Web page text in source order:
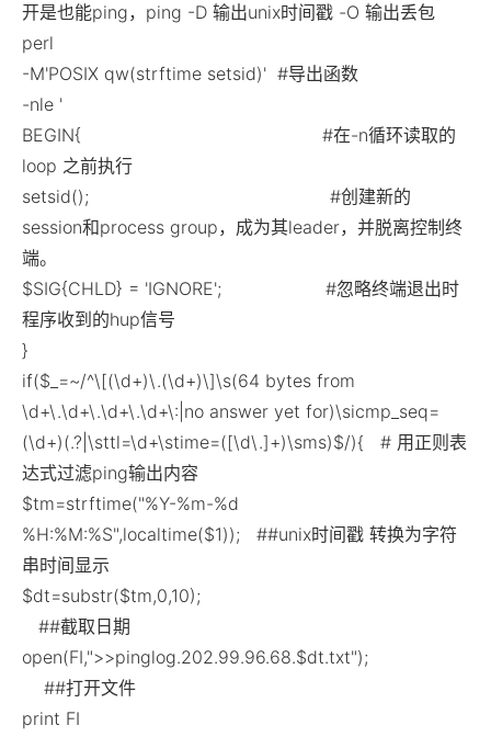
开是也能ping，ping -D 输出unix时间戳 -O 输出丢包
perl
-M'POSIX qw(strftime setsid)' #导出函数
-nle '
BEGIN{ #在-n循环读取的
loop 之前执行
setsid(); #创建新的
session和process group，成为其leader，并脱离控制终
端。
$SIG{CHLD} = 'IGNORE'; #忽略终端退出时
程序收到的hup信号
}
if($_=~/^\[(\d+)\.(\d+)\]\s(64 bytes from
\d+\.\d+\.\d+\.\d+\:|no answer yet for)\sicmp_seq=
(\d+)(.?|\sttl=\d+\stime=([\d\.]+)\sms)$/){ # 用正则表
达式过滤ping输出内容
$tm=strftime("%Y-%m-%d
%H:%M:%S",localtime($1)); ##unix时间戳 转换为字符
串时间显示
$dt=substr($tm,0,10);
##截取日期
open(FI,">>pinglog.202.99.96.68.$dt.txt");
##打开文件
print FI